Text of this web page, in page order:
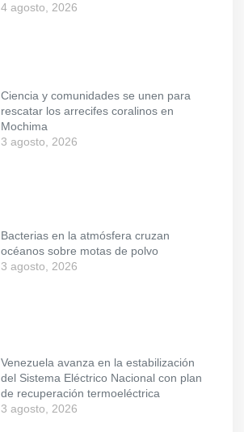
4 agosto, 2026
Ciencia y comunidades se unen para
rescatar los arrecifes coralinos en
Mochima
3 agosto, 2026
Bacterias en la atmósfera cruzan
océanos sobre motas de polvo
3 agosto, 2026
Venezuela avanza en la estabilización
del Sistema Eléctrico Nacional con plan
de recuperación termoeléctrica
3 agosto, 2026